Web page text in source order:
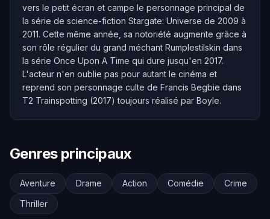
vers le petit écran et campe le personnage principal de
la série de science-fiction Stargate: Universe de 2009 à
2011. Cette même année, sa notoriété augmente grâce à
son rôle régulier du grand méchant Rumplestilskin dans
la série Once Upon A Time qui dure jusqu'en 2017.
L'acteur n'en oublie pas pour autant le cinéma et
reprend son personnage culte de Francis Begbie dans
T2 Trainspotting (2017) toujours réalisé par Boyle.
Genres principaux
Aventure Drame Action Comédie
Crime
Thriller